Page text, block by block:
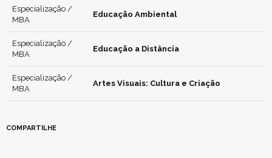
Especialização /
MBA
Educação Ambiental
Especialização /
MBA
Educação a Distância
Especialização /
MBA
Artes Visuais: Cultura e Criação
COMPARTILHE